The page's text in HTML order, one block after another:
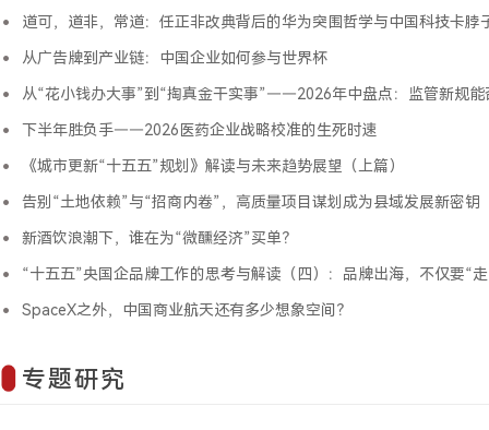
道可，道非，常道：任正非改典背后的华为突围哲学与中国科技卡脖
从广告牌到产业链：中国企业如何参与世界杯
从“花小钱办大事”到“掏真金干实事”——2026年中盘点：监管新规能
下半年胜负手——2026医药企业战略校准的生死时速
《城市更新“十五五”规划》解读与未来趋势展望（上篇）
告别“土地依赖”与“招商内卷”，高质量项目谋划成为县域发展新密钥
新酒饮浪潮下，谁在为“微醺经济”买单？
“十五五”央国企品牌工作的思考与解读（四）：品牌出海，不仅要“走
SpaceX之外，中国商业航天还有多少想象空间？
专题研究